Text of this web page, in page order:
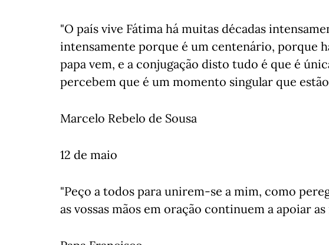
"O país vive Fátima há muitas décadas
intensamente porque é um centenário, porque
papa vem, e a conjugação disto tudo é que é
percebem que é um momento singular que
Marcelo Rebelo de Sousa
12 de maio
"Peço a todos para unirem-se a mim, como
as vossas mãos em oração continuem a apoiar